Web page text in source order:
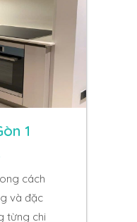
1
cách
và đặc
từng chi